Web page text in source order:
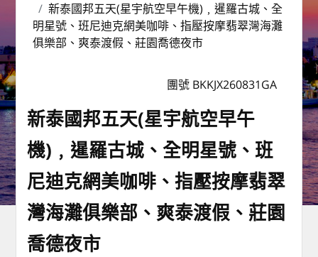
新泰國邦五天(星宇航空早午機)﹐暹羅古城、全
明星號、班尼迪克網美咖啡、指壓按摩翡翠灣海灘
俱樂部、爽泰渡假、莊園喬德夜市
團號 BKKJX260831GA
新泰國邦五天(星宇航空早午
機)﹐暹羅古城、全明星號、班
尼迪克網美咖啡、指壓按摩翡翠
灣海灘俱樂部、爽泰渡假、莊園
喬德夜市